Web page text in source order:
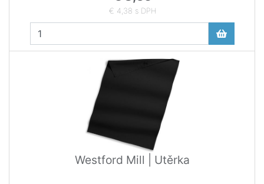
€ 4,38 s DPH
Westford Mill | Utěrka